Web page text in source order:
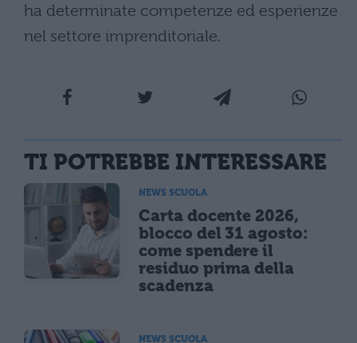
ha determinate competenze ed esperienze
nel settore imprenditoriale.
TI POTREBBE INTERESSARE
NEWS SCUOLA
Carta docente 2026,
blocco del 31 agosto:
come spendere il
residuo prima della
scadenza
NEWS SCUOLA